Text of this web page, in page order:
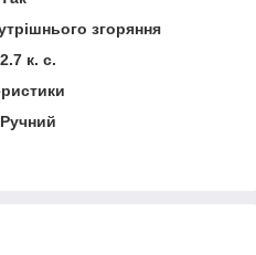
згоряння
2.7 к. с.
Ручний